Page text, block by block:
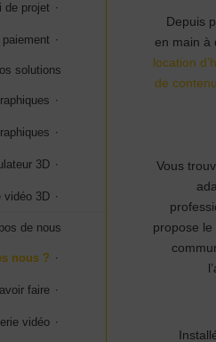
Depuis
en main à
location
de
Vous
propose le
de projet
solutions
3D
vidéo 3D
de nous
nous ?
faire
vidéo